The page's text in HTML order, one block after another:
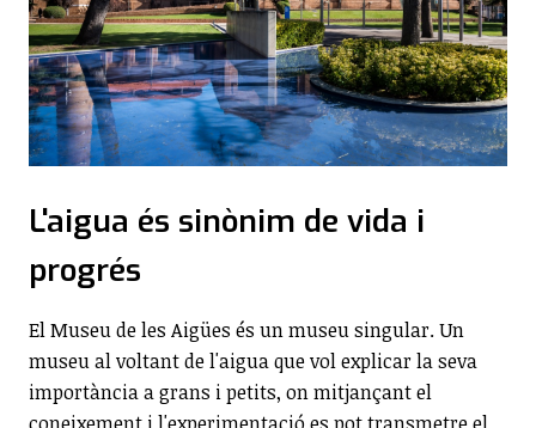
L'aigua és sinònim de vida i
progrés
El Museu de les Aigües és un museu singular. Un
museu al voltant de l'aigua que vol explicar la seva
importància a grans i petits, on mitjançant el